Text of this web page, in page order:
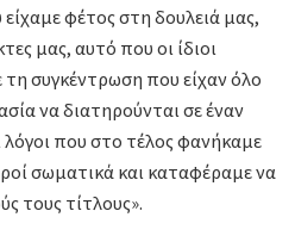
φέτος στη δουλειά μας,
μας, αυτό που οι ίδιοι
συγκέντρωση που είχαν όλο
να διατηρούνται σε έναν
που στο τέλος φανήκαμε
σωματικά και καταφέραμε να
τους τίτλους».